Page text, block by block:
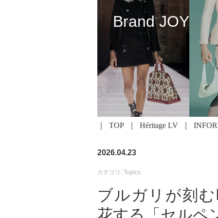
Brand JOY
TOP Héritage LV
2026.04.23
カテゴリ: Topics
ブルガリが刻